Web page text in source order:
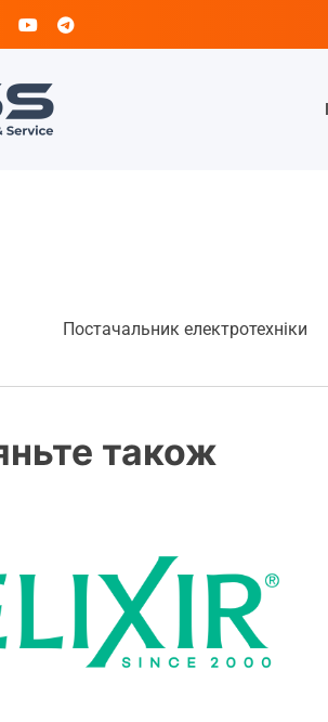
YoutubeTelegram
Постачальник електротехніки
також